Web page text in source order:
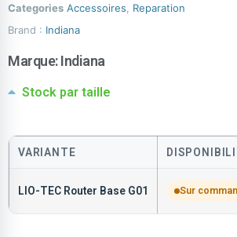
Categories Accessoires
Reparation
Brand : Indiana
Marque:Indiana
Stock par taille
VARIANTE
LIO-TEC Router Base G01 Sur